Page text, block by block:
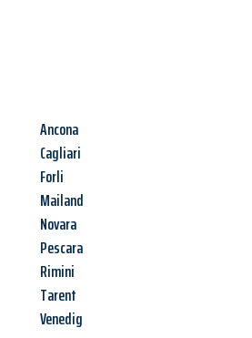
Ancona
Cagliari
Forli
Mailand
Novara
Pescara
Rimini
Tarent
Venedig